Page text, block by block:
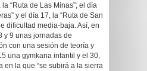
“Ruta de Las Minas”; el día
y el día 17, la “Ruta de San
dificultad media-baja. Así, en
y 9 unas jornadas de
con una sesión de teoría y
una gymkana infantil y el 30,
en la que “se subirá a la sierra